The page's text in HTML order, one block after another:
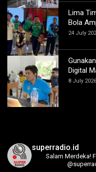
Lima
Bola
24 July
Digital
8 July 2026
superradio.id
Salam Merdeka!